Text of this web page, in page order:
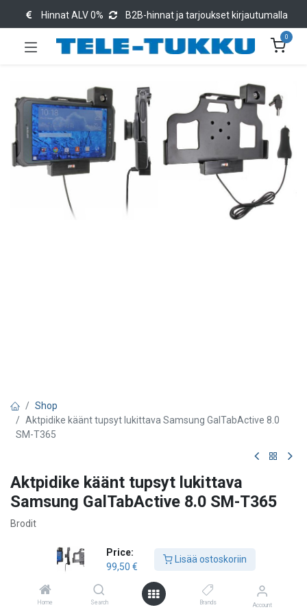
Price:
99,50 €
Lisää ostoskoriin
Home Search Brands Account
Hinnat ALV 0% B2B-hinnat ja tarjoukset kirjautumalla
0
Shop
Aktpidike käänt tupsyt lukittava Samsung GalTabActive 8.0
SM-T365
Aktpidike käänt tupsyt lukittava
Samsung GalTabActive 8.0 SM-T365
Brodit
€
Lisää ostoskoriin